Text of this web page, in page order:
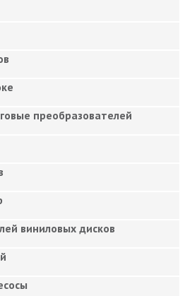
преобразователей
виниловых дисков